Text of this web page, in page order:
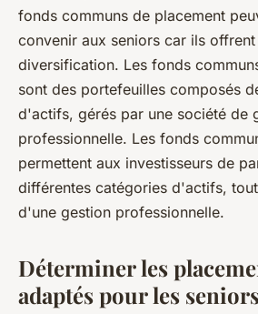
fonds communs de placement
convenir aux seniors car ils
diversification. Les fonds
sont des portefeuilles composés
d'actifs, gérés par une société de
professionnelle. Les fonds
permettent aux investisseurs de
différentes catégories d'actifs,
d'une gestion professionnelle.
Déterminer les
adaptés pour les